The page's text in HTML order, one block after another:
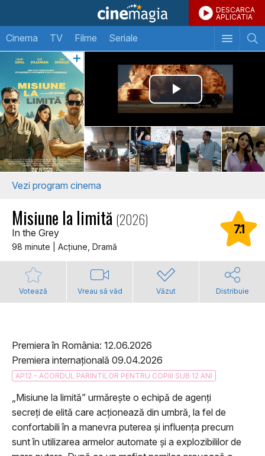
DESCARCA
APLICATIA
Cinema TV Filme Seriale
Vezi program cinema
Misiune la limită (2026)
In the Grey
98 minute | Acţiune, Dramă
7.1
Votează Vreau să văd Văzut Distribuie
Premiera în România: 12.06.2026
Premiera internațională 09.04.2026
AP12 - ACORDUL PARINTILOR PENTRU COPIII SUB 12 ANI
„Misiune la limită” urmărește o echipă de agenți
secreţi de elită care acționează din umbră, la fel de
confortabili în a manevra puterea și influența precum
sunt în utilizarea armelor automate și a explozibililor de